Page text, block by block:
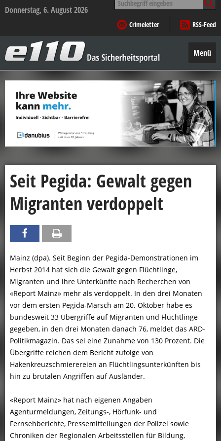
Donnerstag, 6. August 2026
nach:
Crimeletter
RSS-Feed
–
Das
Sicherheitsportal
Menü
Zum
Inhalt
springen
Seit Pegida: Gewalt gegen
Migranten verdoppelt
Mainz (dpa). Seit Beginn der Pegida-Demonstrationen im
Herbst 2014 hat sich die Gewalt gegen Flüchtlinge,
Migranten und ihre Unterkünfte nach Recherchen von
«Report Mainz» mehr als verdoppelt. In den drei Monaten
vor dem ersten Pegida-Marsch am 20. Oktober habe es
bundesweit 33 Übergriffe auf Migranten und Flüchtlinge
gegeben, in den drei Monaten danach 76, meldet das ARD-
Politikmagazin. Das sei eine Zunahme von 130 Prozent. Die
Übergriffe reichen dem Bericht zufolge von
Hakenkreuzschmierereien an Flüchtlingsunterkünften bis
hin zu brutalen Angriffen auf Ausländer.
«Report Mainz» hat nach eigenen Angaben
Agenturmeldungen, Zeitungs-, Hörfunk- und
Fernsehberichte, Pressemitteilungen der Polizei sowie
Chroniken der Regionalen Arbeitsstellen für Bildung,